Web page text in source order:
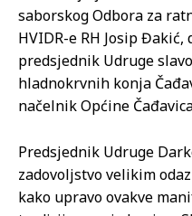
saborskog Odbora za
HVIDR-e RH Josip
predsjednik Udruge
hladnokrvnih konja
načelnik Općine
Predsjednik Udruge
zadovoljstvo velikim
kako upravo ovakve